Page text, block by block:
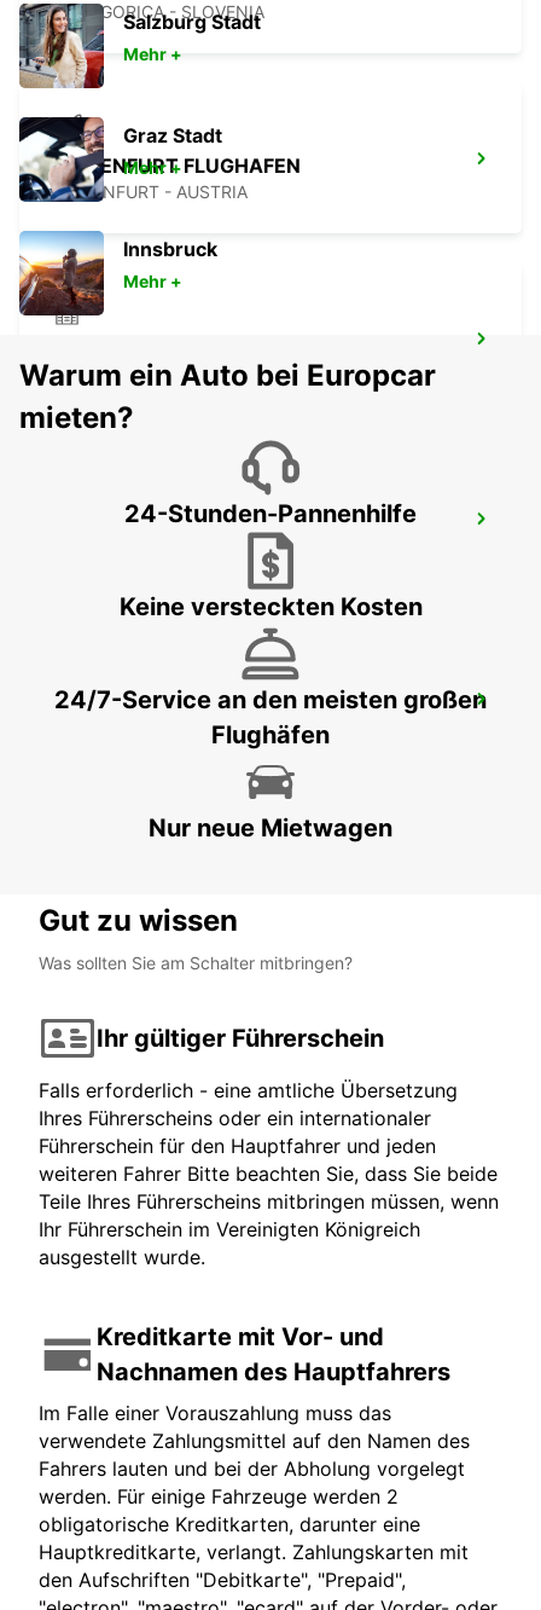
NOVA GORICA - SLOVENIA
KLAGENFURT FLUGHAFEN
KLAGENFURT - AUSTRIA
KOPER - SLOVENIA
FLUGHAFEN TRIEST
RONCHI DEI LEGIONARI - ITALY
PORTOROZ
PORTOROZ PORTOROSE - SLOVENIA
Salzburg Stadt
Mehr +
Graz Stadt
Mehr +
Innsbruck
Mehr +
Warum ein Auto bei Europcar
mieten?
24-Stunden-Pannenhilfe
Keine versteckten Kosten
24/7-Service an den meisten großen
Flughäfen
Nur neue Mietwagen
Gut zu wissen
Was sollten Sie am Schalter mitbringen?
Ihr gültiger Führerschein
Falls erforderlich - eine amtliche Übersetzung
Ihres Führerscheins oder ein internationaler
Führerschein für den Hauptfahrer und jeden
weiteren Fahrer Bitte beachten Sie, dass Sie beide
Teile Ihres Führerscheins mitbringen müssen, wenn
Ihr Führerschein im Vereinigten Königreich
ausgestellt wurde.
Kreditkarte mit Vor- und
Nachnamen des Hauptfahrers
Im Falle einer Vorauszahlung muss das
verwendete Zahlungsmittel auf den Namen des
Fahrers lauten und bei der Abholung vorgelegt
werden. Für einige Fahrzeuge werden 2
obligatorische Kreditkarten, darunter eine
Hauptkreditkarte, verlangt. Zahlungskarten mit
den Aufschriften "Debitkarte", "Prepaid",